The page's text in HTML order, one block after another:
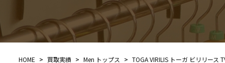
HOME > 買取実績 > Men トップス > TOGA VIRILIS トーガ ビリリー